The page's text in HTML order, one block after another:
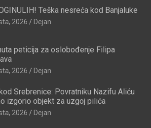
Teška nesreća kod Banjaluke
2026 Dejan
peticija za oslobođenje Filipa
2026 Dejan
Srebrenice: Povratniku Nazifu Aliću
izgorio objekt za uzgoj pilića
2026 Dejan